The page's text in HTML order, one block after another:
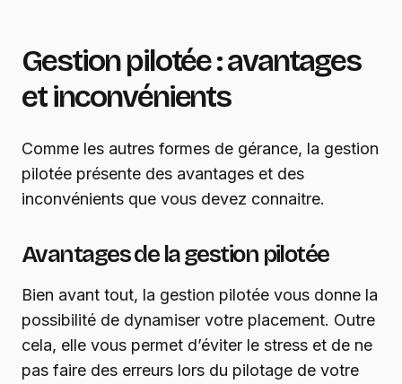
Gestion pilotée : avantages
et inconvénients
Comme les autres formes de gérance, la gestion
pilotée présente des avantages et des
inconvénients que vous devez connaitre.
Avantages de la gestion pilotée
Bien avant tout, la gestion pilotée vous donne la
possibilité de dynamiser votre placement. Outre
cela, elle vous permet d’éviter le stress et de ne
pas faire des erreurs lors du pilotage de votre